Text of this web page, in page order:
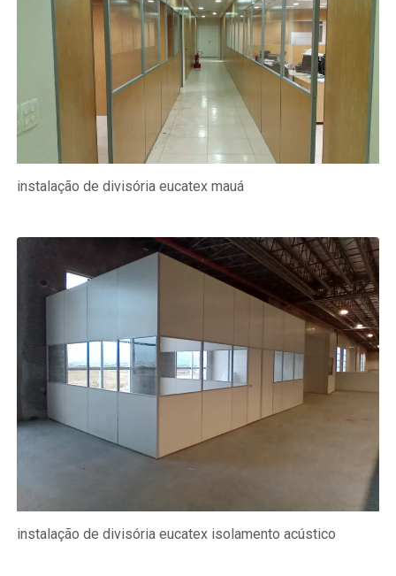
instalação de divisória eucatex mauá
instalação de divisória eucatex isolamento acústico